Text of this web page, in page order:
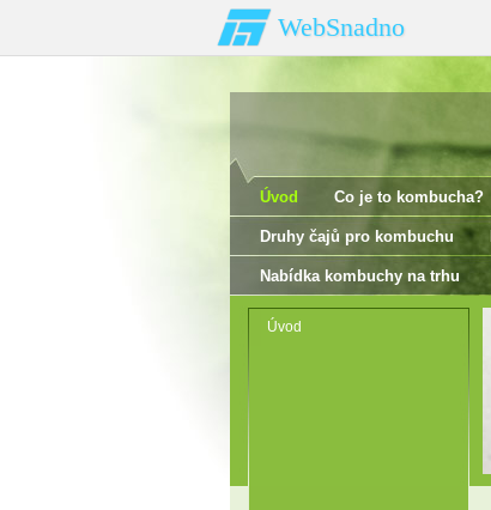
WebSnadno
Úvod Co je to kombucha?
Druhy čajů pro kombuchu
Nabídka kombuchy na trhu
Úvod